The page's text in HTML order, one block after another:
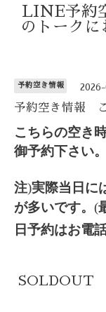
LINE予約
のトーク
予約空き情報
予約空き情報
こちらの空き
御予約下さい。
注)実際当日に
が多いです。 (
日予約はお電
SOLDOUT